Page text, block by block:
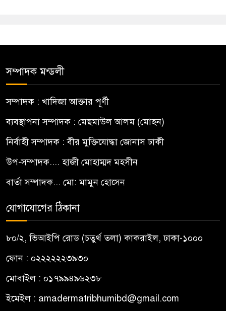
সম্পাদক মন্ডলী
সম্পাদক : খাদিজা আক্তার পূর্ণী
ব্যবস্থাপনা সম্পাদক : মেছমাউল আলম (মোহন)
নির্বাহী সম্পাদক : বীর মুক্তিযোদ্ধা জোনাস ঢাকী
উপ-সম্পাদক.... হাজী মোহাম্মদ মহসীন
বার্তা সম্পাদক... মো: মামুন হোসেন
যোগাযোগের ঠিকানা
৮০/২, ভিআইপি রোড (চতুর্থ তলা) কাকরাইল, ঢাকা-১০০০
ফোন : ০২২২২২২৩৯৩০
মোবাইল : ০১৭৯৯৪৯৬২৩৮
ইমেইল : amadermatribhumibd@gmail.com